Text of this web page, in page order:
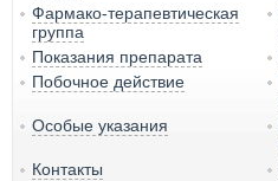
Фармако-терапевтическая
группа
Показания препарата
Побочное действие
Особые указания
Контакты